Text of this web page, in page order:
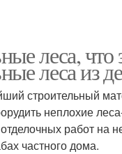
леса, что
леса из
строительный
неплохие
работ на
частного дома.